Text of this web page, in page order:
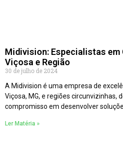
Midivision: Especialistas em
Viçosa e Região
30 de julho de 2024
A Midivision é uma empresa de
Viçosa, MG, e regiões circunvizinhas,
compromisso em desenvolver
Ler Matéria »